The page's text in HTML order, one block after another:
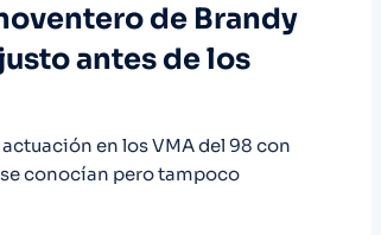
de Brandy
antes de los
en los VMA del 98 con
conocían pero tampoco